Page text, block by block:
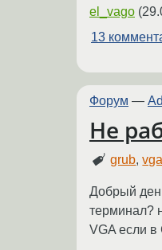
el_vago (
13
Форум —
Не
grub,vga
Добрый
терминал?
VGA если в